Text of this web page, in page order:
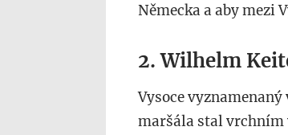
Německa a aby mezi
2. Wilhelm
Vysoce
maršála stal vrchním